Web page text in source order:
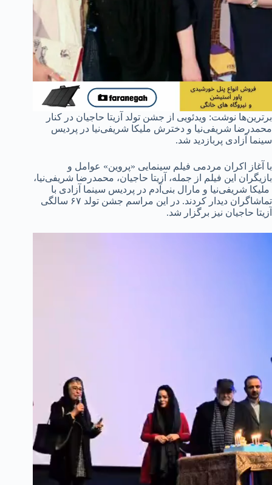
برترین‌ها نوشت: ویدئویی از جشن تولد آزیتا حاجیان در کنار
محمدرضا شریفی‌نیا و دخترش ملیکا شریفی‌نیا در پردیس
سینما آزادی پربازدید شد.
با آغاز اکران مردمی فیلم سینمایی «پروین» عوامل و
بازیگران این فیلم از جمله، آزیتا حاجیان، ‌محمدرضا شریفی‌نیا،
‌ ملیکا شریفی‌نیا و مارال بنی‌آدم در پردیس سینما آزادی با
تماشاگران دیدار کردند. در این مراسم جشن تولد ۶۷ سالگی
آزیتا حاجیان نیز برگزار شد.